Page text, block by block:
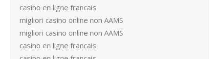
casino en ligne francais
migliori casino online non AAMS
migliori casino online non AAMS
casino en ligne francais